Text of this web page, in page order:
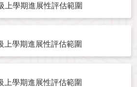
上學期進展性評估範圍
上學期進展性評估範圍
上學期進展性評估範圍